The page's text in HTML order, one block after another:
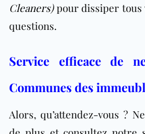
Cleaners)pour dissiper tous
questions.
Service efficace de
Communes des
Alors, qu’attendez-vous ?